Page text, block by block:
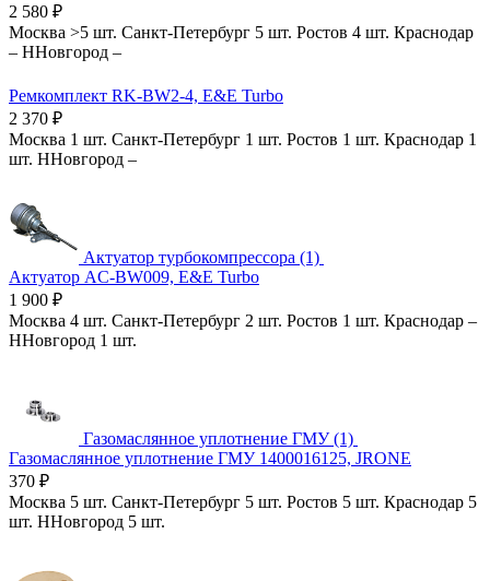
2 580 ₽
Москва >5 шт. Санкт-Петербург 5 шт. Ростов 4 шт. Краснодар
– ННовгород –
Ремкомплект RK-BW2-4, E&E Turbo
2 370 ₽
Москва 1 шт. Санкт-Петербург 1 шт. Ростов 1 шт. Краснодар 1
шт. ННовгород –
Актуатор турбокомпрессора (1)
Актуатор AC-BW009, E&E Turbo
1 900 ₽
Москва 4 шт. Санкт-Петербург 2 шт. Ростов 1 шт. Краснодар –
ННовгород 1 шт.
Газомаслянное уплотнение ГМУ (1)
Газомаслянное уплотнение ГМУ 1400016125, JRONE
370 ₽
Москва 5 шт. Санкт-Петербург 5 шт. Ростов 5 шт. Краснодар 5
шт. ННовгород 5 шт.